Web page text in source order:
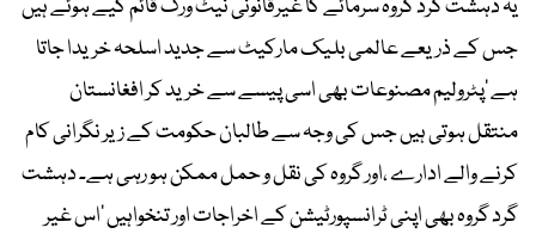
یہ دہشت گرد گروہ سرمائے کا غیرقانونی نیٹ ورک قائم کیے ہوئے ہیں
جس کے ذریعے عالمی بلیک مارکیٹ سے جدید اسلحہ خریدا جاتا
ہے ‘پٹرولیم مصنوعات بھی اسی پیسے سے خرید کر افغانستان
منتقل ہوتی ہیں جس کی وجہ سے طالبان حکومت کے زیر نگرانی کام
کرنے والے ادارے ،اور گروہ کی نقل و حمل ممکن ہو رہی ہے۔ دہشت
گرد گروہ بھی اپنی ٹرانسپورٹیشن کے اخراجات اور تنخواہیں ‘اس غیر